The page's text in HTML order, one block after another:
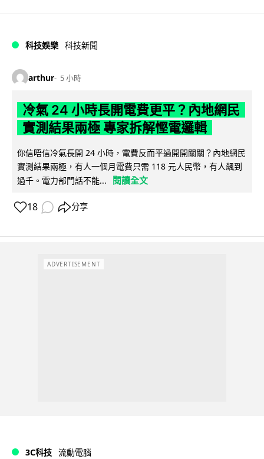
科技娛樂 科技新聞
arthur 5 小時
冷氣 24 小時長開電費更平？內地網民
實測結果兩極 專家拆解慳電邏輯
你信唔信冷氣長開 24 小時，電費反而平過開開關關？內地網民
實測結果兩極，有人一個月電費只需 118 元人民幣，有人飆到
過千。電力部門話不能...
閱讀全文
18 分享
ADVERTISEMENT
3C科技 流動電腦